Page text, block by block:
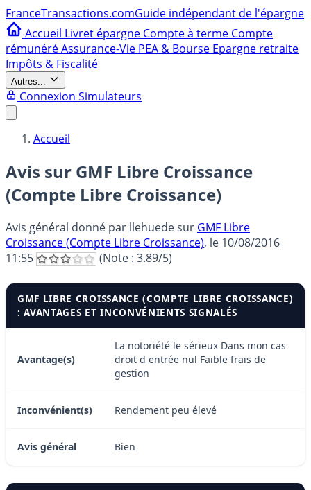
FranceTransactions.comGuide indépendant de l'épargne
Accueil Livret épargne Compte à terme Compte
rémunéréAssurance-Vie PEA & Bourse Epargne retraite
Impôts & Fiscalité
Autres...
Connexion Simulateurs
Accueil
Avis sur GMF Libre Croissance
(Compte Libre Croissance)
Avis général donné par llehuedesur GMF Libre
Croissance (Compte Libre Croissance), le 10/08/2016
11:55
(Note : 3.89/5)
GMF LIBRE CROISSANCE (COMPTE LIBRE CROISSANCE)
: AVANTAGES ET INCONVÉNIENTS SIGNALÉS
Avantage(s)
La notoriété le sérieux Dans mon cas
droit d entrée nul Faible frais de
gestion
Inconvénient(s) Rendement peu élevé
Avis général Bien